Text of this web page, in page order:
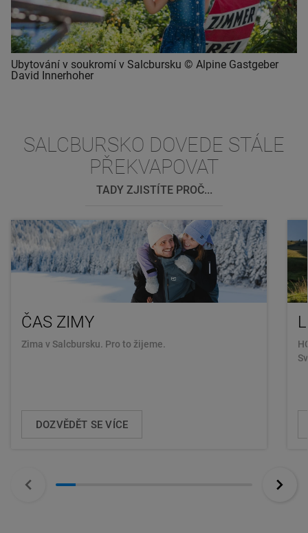
Ubytování v soukromí v Salcbursku © Alpine Gastgeber
David Innerhoher
SALCBURSKO DOVEDE STÁLE
PŘEKVAPOVAT
TADY ZJISTÍTE PROČ...
ČAS ZIMY
Zima v Salcbursku. Pro to žijeme.
DOZVĚDĚT SE VÍCE